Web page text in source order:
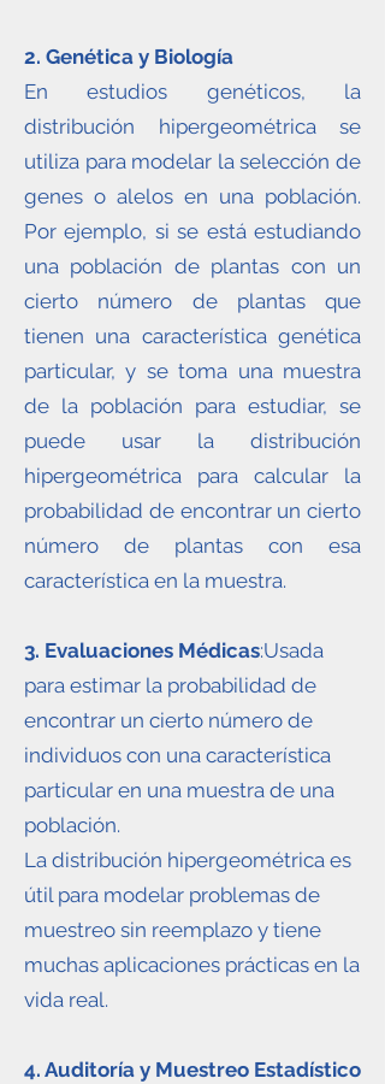
2. Genética y Biología
En estudios genéticos, la
distribución hipergeométrica se
utiliza para modelar la selección de
genes o alelos en una población.
Por ejemplo, si se está estudiando
una población de plantas con un
cierto número de plantas que
tienen una característica genética
particular, y se toma una muestra
de la población para estudiar, se
puede usar la distribución
hipergeométrica para calcular la
probabilidad de encontrar un cierto
número de plantas con esa
característica en la muestra.
3. Evaluaciones Médicas:Usada
para estimar la probabilidad de
encontrar un cierto número de
individuos con una característica
particular en una muestra de una
población.
La distribución hipergeométrica es
útil para modelar problemas de
muestreo sin reemplazo y tiene
muchas aplicaciones prácticas en la
vida real.
4. Auditoría y Muestreo Estadístico